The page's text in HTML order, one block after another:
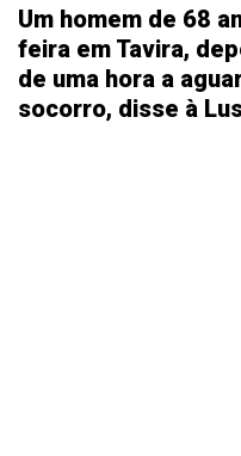
Um homem de 68
feira em Tavira,
de uma hora a
socorro, disse à